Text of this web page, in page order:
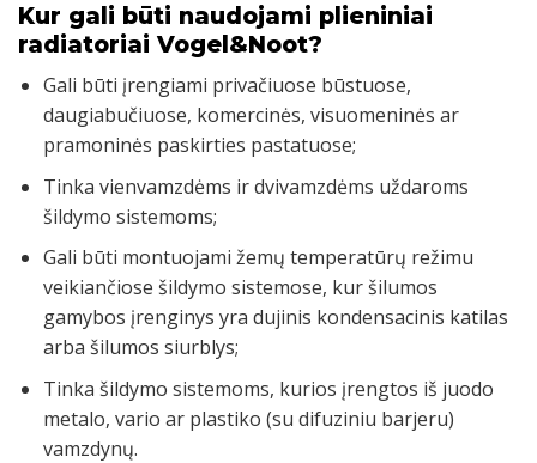
Kur gali būti naudojami plieniniai
radiatoriai Vogel&Noot?
Gali būti įrengiami privačiuose būstuose,
daugiabučiuose, komercinės, visuomeninės ar
pramoninės paskirties pastatuose;
Tinka vienvamzdėms ir dvivamzdėms uždaroms
šildymo sistemoms;
Gali būti montuojami žemų temperatūrų režimu
veikiančiose šildymo sistemose, kur šilumos
gamybos įrenginys yra dujinis kondensacinis katilas
arba šilumos siurblys;
Tinka šildymo sistemoms, kurios įrengtos iš juodo
metalo, vario ar plastiko (su difuziniu barjeru)
vamzdynų.